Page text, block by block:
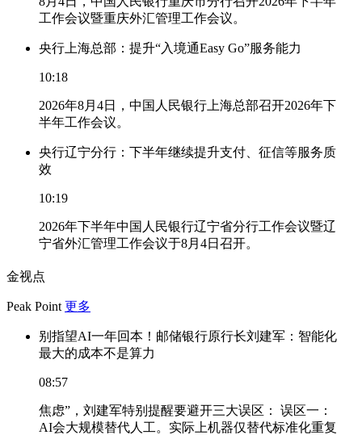
工作会议暨重庆外汇管理工作会议。
央行上海总部：提升“入境通Easy Go”服务能力
10:18
2026年8月4日，中国人民银行上海总部召开2026年下
半年工作会议。
央行辽宁分行：下半年继续提升支付、征信等服务质
效
10:19
2026年下半年中国人民银行辽宁省分行工作会议暨辽
宁省外汇管理工作会议于8月4日召开。
金视点
Peak Point 更多
别指望AI一年回本！邮储银行原行长刘建军：智能化
最大的成本不是算力
08:57
焦虑”，刘建军特别提醒要避开三大误区： 误区一：
AI会大规模替代人工。实际上机器仅替代标准化重复